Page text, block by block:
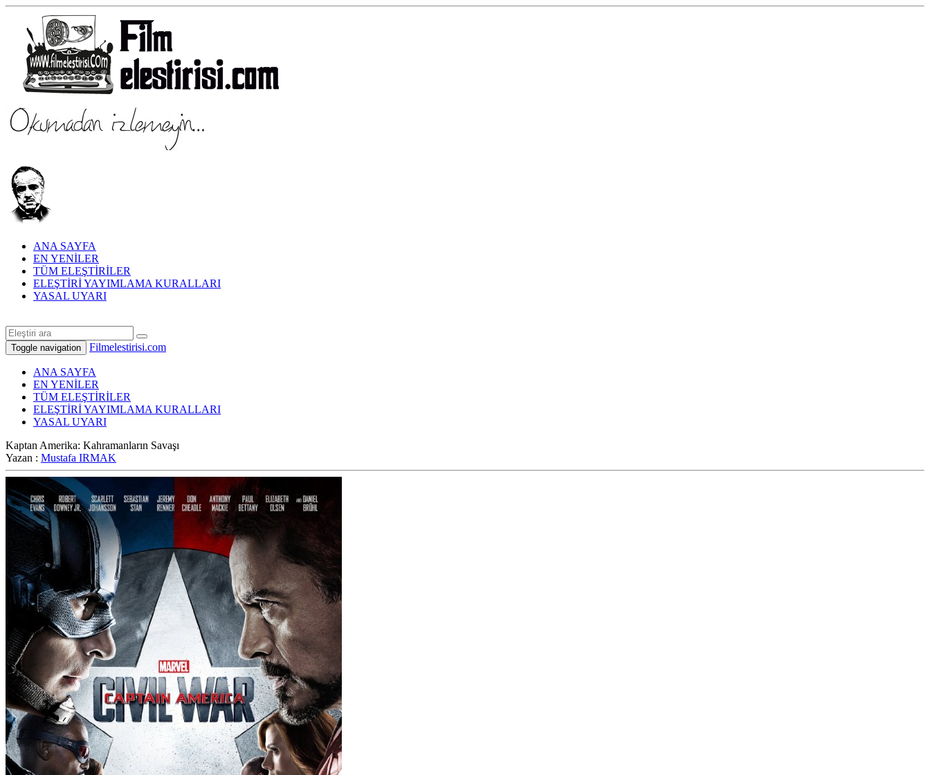
ANA SAYFA
EN YENİLER
TÜM ELEŞTİRİLER
ELEŞTİRİ YAYIMLAMA KURALLARI
YASAL UYARI
Toggle navigation Filmelestirisi.com
ANA SAYFA
EN YENİLER
TÜM ELEŞTİRİLER
ELEŞTİRİ YAYIMLAMA KURALLARI
YASAL UYARI
Kaptan Amerika: Kahramanların Savaşı
Yazan : Mustafa IRMAK